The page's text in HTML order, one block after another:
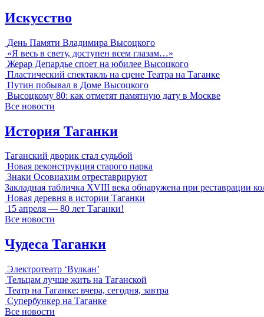
Искусство
День Памяти Владимира Высоцкого
«Я весь в свету, доступен всем глазам…»
Жерар Депардье споет на юбилее Высоцкого
Пластический спектакль на сцене Театра на Таганке
Путин побывал в Доме Высоцкого
Высоцкому 80: как отметят памятную дату в Москве
Все новости
История Таганки
Таганский дворик стал судьбой
Новая реконструкция старого парка
Знаки Осовиахим отреставрируют
Закладная табличка XVIII века обнаружена при реставрации
Новая деревня в истории Таганки
15 апреля — 80 лет Таганки!
Все новости
Чудеса Таганки
Электротеатр ‘Вулкан’
Тельцам лучше жить на Таганской
Театр на Таганке: вчера, сегодня, завтра
Супербункер на Таганке
Все новости